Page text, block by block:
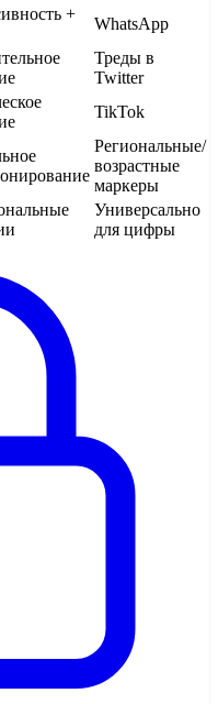
+
WhatsApp
Треды в
Twitter
TikTok
Региональные/
возрастные
маркеры
Универсально
для цифры